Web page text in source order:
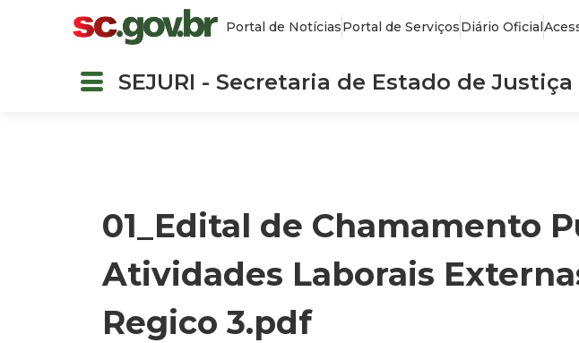
Portal de NotíciasPortal de ServiçosDiário Oficial
SEJURI - Secretaria de Estado de
01_Edital de Chamamento
Atividades Laborais
Regico 3.pdf